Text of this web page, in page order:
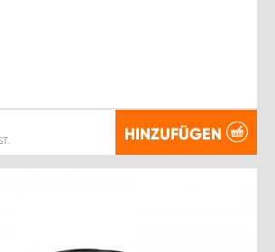
HINZUFÜGEN